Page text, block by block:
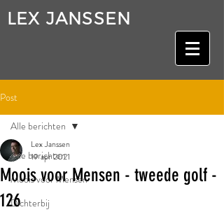
LEX JANSSEN
Post
Alle berichten
Moois voor Mensen
Dichterbij
Alle berichten
Moois voor Mensen - tweede golf -
126
Lex Janssen
19 apr 2021